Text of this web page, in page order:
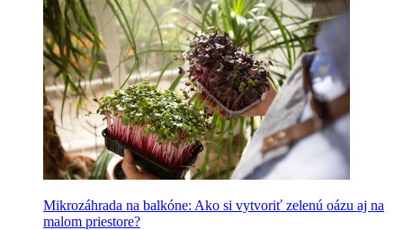
Mikrozáhrada na balkóne: Ako si vytvoriť zelenú oázu aj na
malom priestore?